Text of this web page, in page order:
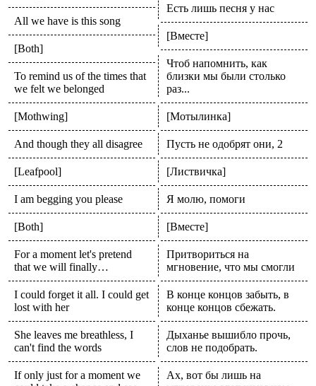
All we have is this song
[Both]
To remind us of the times that
we felt we belonged
[Mothwing]
And though they all disagree
[Leafpool]
I am begging you please
[Both]
For a moment let's pretend
that we will finally…
I could forget it all. I could get
lost with her
She leaves me breathless, I
can't find the words
If only just for a moment we
Есть лишь песня у нас
[Вместе]
Чтоб напомнить, как
близки мы были столько
раз...
[Мотылинка]
Пусть не одобрят они, 2
[Листвичка]
Я молю, помоги
[Вместе]
Притвориться на
мгновение, что мы смогли
В конце концов забыть, в
конце концов сбежать.
Дыханье вышибло прочь,
слов не подобрать.
Ах, вот бы лишь на